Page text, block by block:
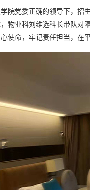
院党委正确的领导下，招
物业科刘维选科长带队对
使命，牢记责任担当，在